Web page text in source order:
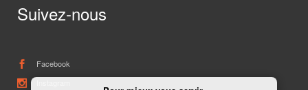
Suivez-nous
Facebook